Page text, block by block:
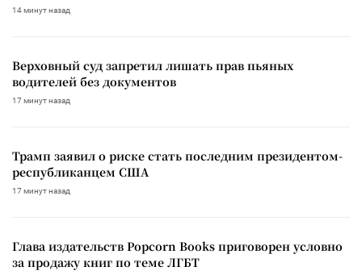
14 минут назад
Верховный суд запретил лишать прав пьяных
водителей без документов
17 минут назад
Трамп заявил о риске стать последним президентом-
республиканцем США
17 минут назад
Глава издательств Popcorn Books приговорен условно
за продажу книг по теме ЛГБТ